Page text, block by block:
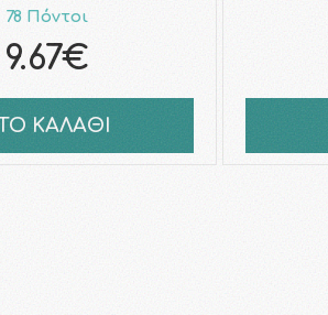
78 Πόντοι
9.67€
ΚΑΛΑΘΙ